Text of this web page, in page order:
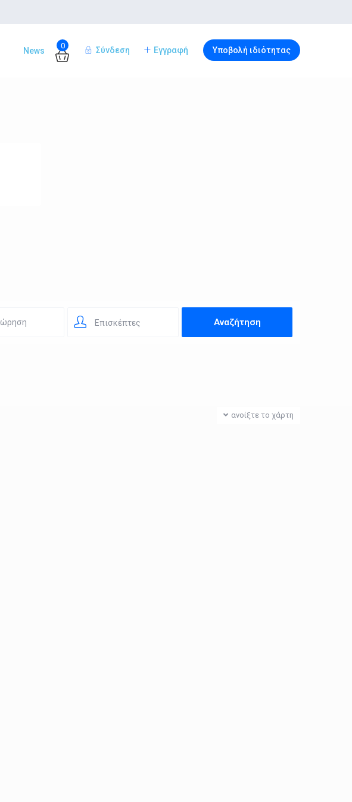
0 Σύνδεση Εγγραφή Υποβολή ιδιότητας
News
ανοίξτε το χάρτη
Επισκέπτες